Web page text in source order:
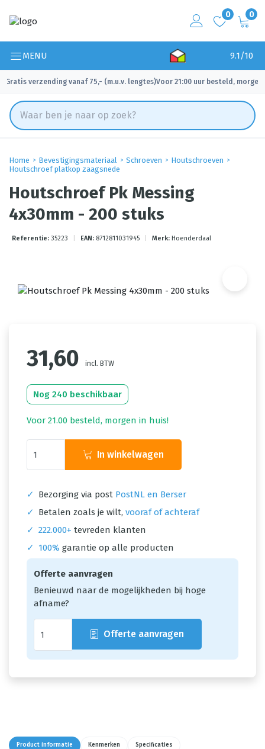
0 0
MENU 9.1/10
Gratis verzending vanaf 75,- (m.u.v. lengtes)
✓ Voor 21:00 uur besteld, morgen
Home Bevestigingsmateriaal Schroeven
Houtschroeven
Houtschroef platkop zaagsnede
Houtschroef Pk Messing
4x30mm - 200 stuks
Referentie: 35223 EAN: 8712811031945 Merk: Hoenderdaal
31,60 incl. BTW
Nog 240 beschikbaar
Voor 21.00 besteld, morgen in huis!
In winkelwagen
✓ Bezorging via post PostNL en Berser
✓
Betalen zoals je wilt, vooraf of achteraf
✓ 222.000+ tevreden klanten
✓
100% garantie op alle producten
Offerte aanvragen
Benieuwd naar de mogelijkheden bij hoge
afname?
Offerte aanvragen
Product informatie Kenmerken Specificaties